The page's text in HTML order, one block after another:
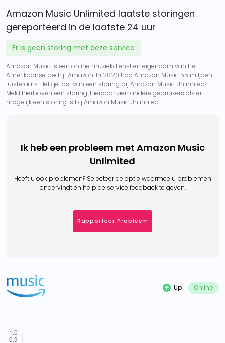
Amazon Music Unlimited laatste storingen
gereporteerd in de laatste 24 uur
Er is geen storing met deze service
Amazon Music is een online muziekdienst en eigendom van het
Amerikaanse bedrijf Amazon. In 2020 had Amazon Music 55 miljoen
luisteraars. Heb je last van een storing bij Amazon Music Unlimited?
Meld hierboven een storing. Hierdoor zien andere gebruikers als er
mogelijk een storing is bij Amazon Music Unlimited.
Ik heb een probleem met Amazon Music
Unlimited
Heeft u ook problemen? Selecteer de optie waarmee u problemen
ondervindt en help de service feedback te geven.
Rapporteer Probleem
Up Online